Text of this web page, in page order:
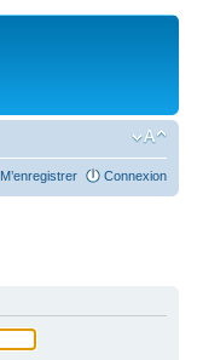
M’enregistrer Connexion